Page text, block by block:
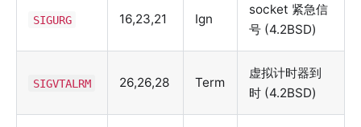
SIGURG 16,23,21 Ign
socket 紧急信
号 (4.2BSD)
SIGVTALRM 26,26,28 Term
虚拟计时器到
时 (4.2BSD)